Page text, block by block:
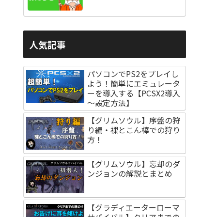
人気記事
パソコンでPS2をプレイし
よう！簡単にエミュレータ
ーを導入する【PCSX2導入
～設定方法】
【グリムソウル】序盤の狩
り編・裸とこん棒での狩り
方！
【グリムソウル】忘却のダ
ンジョンの解説とまとめ
【グラディエーターローマ